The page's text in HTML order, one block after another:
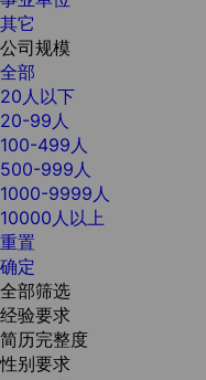
其它
公司规模
全部
20人以下
20-99人
100-499人
500-999人
1000-9999人
10000人以上
重置
确定
全部筛选
经验要求
简历完整度
性别要求